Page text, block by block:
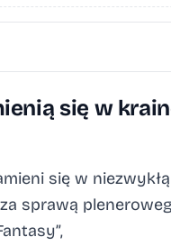
się w
się w niezwykłą
sprawą